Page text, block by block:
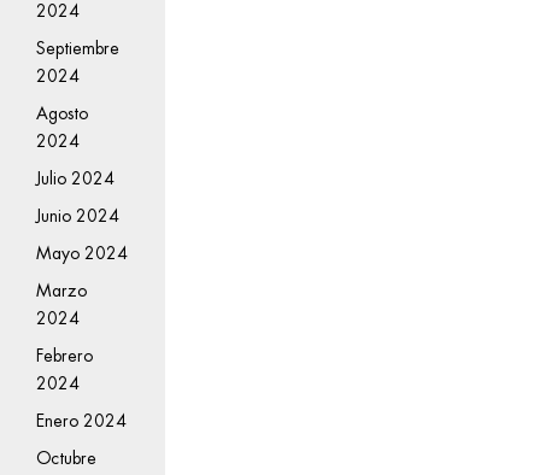
2024
Septiembre
2024
Agosto
2024
Julio 2024
Junio 2024
Mayo 2024
Marzo
2024
Febrero
2024
Enero 2024
Octubre